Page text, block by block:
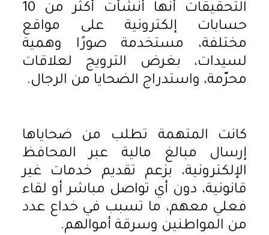
التحقيقات أنها أنشأت أكثر من 10
حسابات إلكترونية على مواقع
مختلفة، مستخدمة صورًا وهمية
لسيدات، بغرض الترويج لعلاقات
محرّمة، واستدراج الضحايا من الرجال.
كانت المتهمة تطلب من ضحاياها
إرسال مبالغ مالية عبر المحافظ
الإلكترونية، بزعم تقديم خدمات غير
قانونية، دون أي تواصل مباشر أو لقاء
فعلي معهم، ما تسبب في خداع عدد
من المواطنين وسرقة أموالهم.